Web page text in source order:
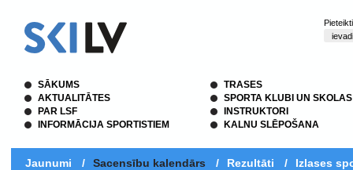
SĀKUMS
AKTUALITĀTES
PAR LSF
INFORMĀCIJA SPORTISTIEM
TRASES
SPORTA KLUBI UN SKOLAS
INSTRUKTORI
KALNU SLĒPOŠANA
Jaunumi / Sacensību kalendārs / Rezultāti / Izlases